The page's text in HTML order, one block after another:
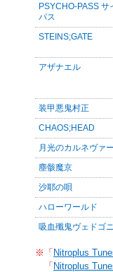
PSYCHO-PASS サ
パス
STEINS;GATE
アザナエル
装甲悪鬼村正
CHAOS;HEAD
月光のカルネヴァ
塵骸魔京
沙耶の唄
ハローワールド
吸血殲鬼ヴェドゴ
※「Nitroplus
「Nitroplus